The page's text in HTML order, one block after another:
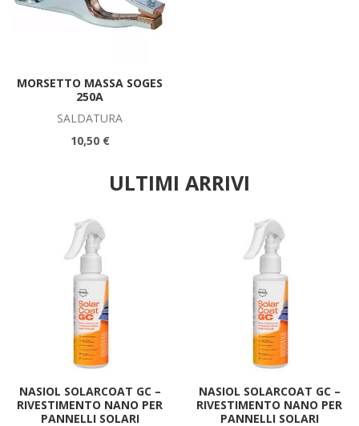
MORSETTO MASSA SOGES
250A
SALDATURA
10,50 €
ULTIMI ARRIVI
NASIOL SOLARCOAT GC –
RIVESTIMENTO NANO PER
PANNELLI SOLARI
NASIOL SOLARCOAT GC –
RIVESTIMENTO NANO PER
PANNELLI SOLARI